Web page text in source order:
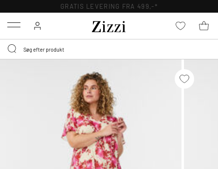
GRATIS LEVERING FRA 499,-*
Menu